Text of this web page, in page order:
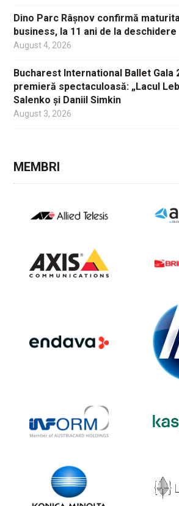
Dino Parc Râșnov confirmă
business, la 11 ani de la deschidere
August 4, 2026
Bucharest International Ballet Gala
premieră spectaculoasă: „Lacul
Salenko și Daniil Simkin
August 3, 2026
MEMBRI